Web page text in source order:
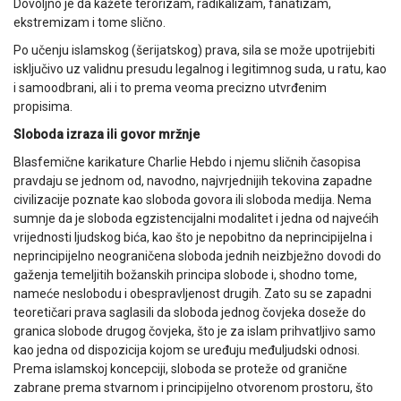
Dovoljno je da kažete terorizam, radikalizam, fanatizam,
ekstremizam i tome slično.
Po učenju islamskog (šerijatskog) prava, sila se može upotrijebiti
isključivo uz validnu presudu legalnog i legitimnog suda, u ratu, kao
i samoodbrani, ali i to prema veoma precizno utvrđenim
propisima.
Sloboda izraza ili govor mržnje
Blasfemične karikature Charlie Hebdo i njemu sličnih časopisa
pravdaju se jednom od, navodno, najvrjednijih tekovina zapadne
civilizacije poznate kao sloboda govora ili sloboda medija. Nema
sumnje da je sloboda egzistencijalni modalitet i jedna od najvećih
vrijednosti ljudskog bića, kao što je nepobitno da neprincipijelna i
neprincipijelno neograničena sloboda jednih neizbježno dovodi do
gaženja temeljitih božanskih principa slobode i, shodno tome,
nameće neslobodu i obespravljenost drugih. Zato su se zapadni
teoretičari prava saglasili da sloboda jednog čovjeka doseže do
granica slobode drugog čovjeka, što je za islam prihvatljivo samo
kao jedna od dispozicija kojom se uređuju međuljudski odnosi.
Prema islamskoj koncepciji, sloboda se proteže od granične
zabrane prema stvarnom i principijelno otvorenom prostoru, što